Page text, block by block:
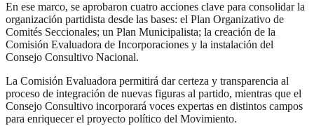
En ese marco, se aprobaron cuatro acciones clave para consolidar la
organización partidista desde las bases: el Plan Organizativo de
Comités Seccionales; un Plan Municipalista; la creación de la
Comisión Evaluadora de Incorporaciones y la instalación del
Consejo Consultivo Nacional.
La Comisión Evaluadora permitirá dar certeza y transparencia al
proceso de integración de nuevas figuras al partido, mientras que el
Consejo Consultivo incorporará voces expertas en distintos campos
para enriquecer el proyecto político del Movimiento.